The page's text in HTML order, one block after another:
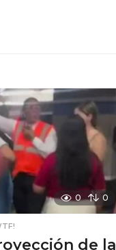
0 0
de la